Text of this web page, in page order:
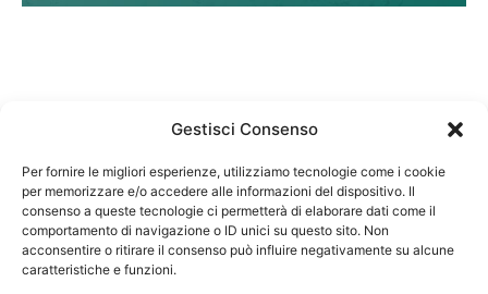
Gestisci Consenso
Per fornire le migliori esperienze, utilizziamo tecnologie come i cookie
per memorizzare e/o accedere alle informazioni del dispositivo. Il
consenso a queste tecnologie ci permetterà di elaborare dati come il
comportamento di navigazione o ID unici su questo sito. Non
acconsentire o ritirare il consenso può influire negativamente su alcune
caratteristiche e funzioni.
Federazione Nazionale Degli Ordini dei Biologi:
codice fiscale 80069130583
Responsabile sito internet www.fnob.it: